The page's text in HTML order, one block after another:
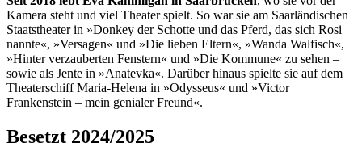
Kamera steht und viel Theater spielt. So war sie am Saarländischen
Staatstheater in »Donkey der Schotte und das Pferd, das sich Rosi
nannte«, »Versagen« und »Die lieben Eltern«, »Wanda Walfisch«,
»Hinter verzauberten Fenstern« und »Die Kommune« zu sehen –
sowie als Jente in »Anatevka«. Darüber hinaus spielte sie auf dem
Theaterschiff Maria-Helena in »Odysseus« und »Victor
Frankenstein – mein genialer Freund«.
Besetzt 2024/2025